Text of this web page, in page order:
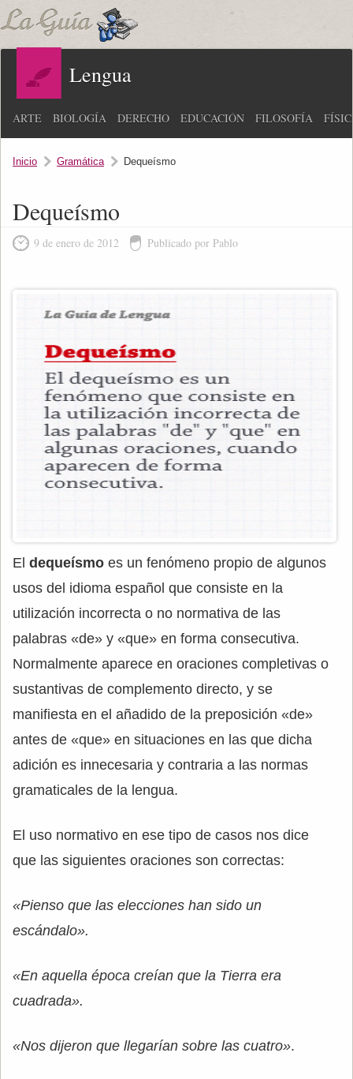
Lengua
ARTE BIOLOGÍA DERECHO EDUCACIÓN FILOSOFÍA
Inicio Gramática Dequeísmo
Dequeísmo
9 de enero de 2012 Publicado por Pablo
El dequeísmo es un fenómeno propio de algunos
usos del idioma español que consiste en la
utilización incorrecta o no normativa de las
palabras «de» y «que» en forma consecutiva.
Normalmente aparece en oraciones completivas o
sustantivas de complemento directo, y se
manifiesta en el añadido de la preposición «de»
antes de «que» en situaciones en las que dicha
adición es innecesaria y contraria a las normas
gramaticales de la lengua.
El uso normativo en ese tipo de casos nos dice
que las siguientes oraciones son correctas:
«Pienso que las elecciones han sido un
escándalo».
«En aquella época creían que la Tierra era
cuadrada».
«Nos dijeron que llegarían sobre las cuatro».